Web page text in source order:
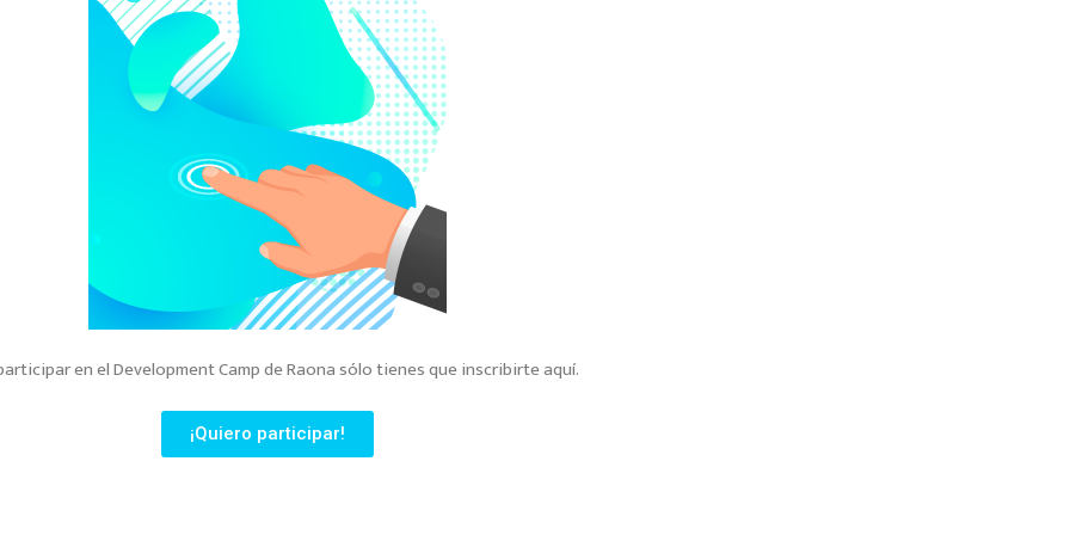
en el Development Camp de Raona sólo tienes que inscribirte aquí.
¡Quiero participar!